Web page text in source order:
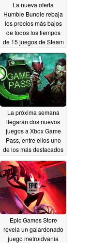
La nueva oferta
Humble Bundle rebaja
los precios más bajos
de todos los tiempos
de 15 juegos de Steam
04/20/2026
La próxima semana
llegarán dos nuevos
juegos a Xbox Game
Pass, entre ellos uno
de los más destacados
04/18/2026
Epic Games Store
revela un galardonado
juego metroidvania